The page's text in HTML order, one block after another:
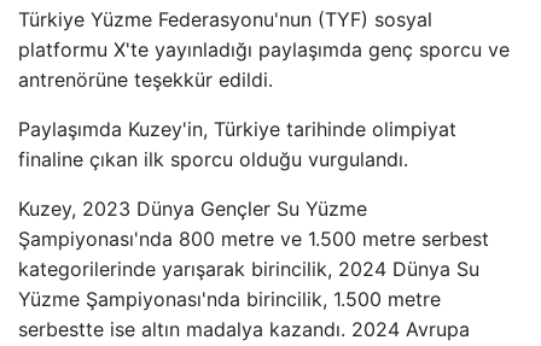
Türkiye Yüzme Federasyonu'nun (TYF) sosyal
platformu X'te yayınladığı paylaşımda genç sporcu ve
antrenörüne teşekkür edildi.
Paylaşımda Kuzey'in, Türkiye tarihinde olimpiyat
finaline çıkan ilk sporcu olduğu vurgulandı.
Kuzey, 2023 Dünya Gençler Su Yüzme
Şampiyonası'nda 800 metre ve 1.500 metre serbest
kategorilerinde yarışarak birincilik, 2024 Dünya Su
Yüzme Şampiyonası'nda birincilik, 1.500 metre
serbestte ise altın madalya kazandı. 2024 Avrupa